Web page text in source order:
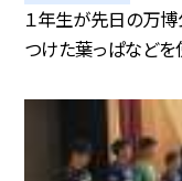
１年生が先日の万博
つけた葉っぱなどを